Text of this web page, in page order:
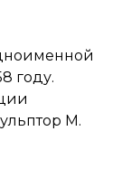
году.
М.